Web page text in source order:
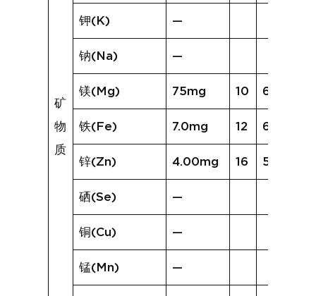
矿
物
质
钾(K) —
钠(Na) —
镁(Mg) 75mg 10 64mg
铁(Fe) 7.0mg 12 6.0mg
锌(Zn) 4.00mg 16 5.13mg
硒(Se) —
铜(Cu) —
锰(Mn) —